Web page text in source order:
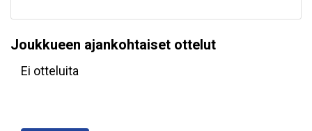
Joukkueen ajankohtaiset ottelut
Ei otteluita